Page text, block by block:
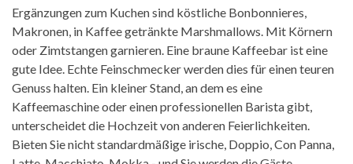
Ergänzungen zum Kuchen sind köstliche Bonbonnieres,
Makronen, in Kaffee getränkte Marshmallows. Mit Körnern
oder Zimtstangen garnieren. Eine braune Kaffeebar ist eine
gute Idee. Echte Feinschmecker werden dies für einen teuren
Genuss halten. Ein kleiner Stand, an dem es eine
Kaffeemaschine oder einen professionellen Barista gibt,
unterscheidet die Hochzeit von anderen Feierlichkeiten.
Bieten Sie nicht standardmäßige irische, Doppio, Con Panna,